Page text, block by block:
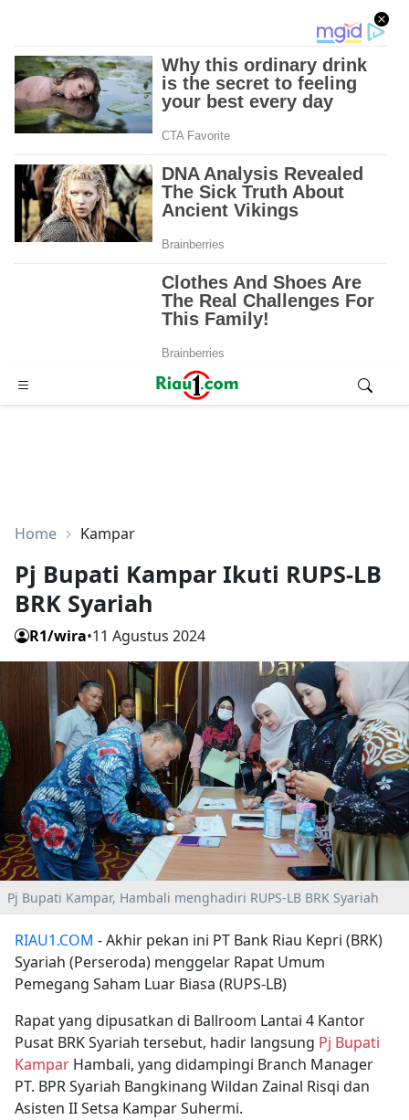
Advertisement
Home Kampar
Pj Bupati Kampar Ikuti RUPS-LB
BRK Syariah
R1/wira•11 Agustus 2024
Pj Bupati Kampar, Hambali menghadiri RUPS-LB BRK Syariah
RIAU1.COM - Akhir pekan ini PT Bank Riau Kepri (BRK)
Syariah (Perseroda) menggelar Rapat Umum
Pemegang Saham Luar Biasa (RUPS-LB)
Rapat yang dipusatkan di Ballroom Lantai 4 Kantor
Pusat BRK Syariah tersebut, hadir langsung Pj Bupati
Kampar Hambali, yang didampingi Branch Manager
PT. BPR Syariah Bangkinang Wildan Zainal Risqi dan
Asisten II Setsa Kampar Suhermi.